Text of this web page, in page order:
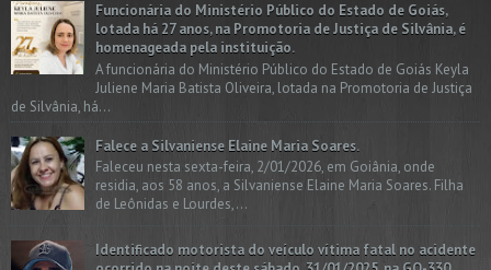
Funcionária do Ministério Público do Estado de Goiás,
lotada há 27 anos, na Promotoria de Justiça de Silvânia, é
homenageada pela instituição.
A funcionária do Ministério Público do Estado de Goiás Keyla
Juliene Maria Batista Oliveira, lotada na Promotoria de Justiça
de Silvânia, há...
Falece a Silvaniense Elaine Maria Soares.
Faleceu nesta sexta-feira, 2/01/2026, em Goiânia, onde
residia, aos 58 anos, a Silvaniense Elaine Maria Soares. Filha
de Leônidas e Lourdes,...
Identificado motorista do veículo vítima fatal no acidente